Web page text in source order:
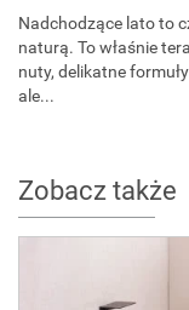
Nadchodzące lato to
naturą. To właśnie
nuty, delikatne
ale...
Zobacz także